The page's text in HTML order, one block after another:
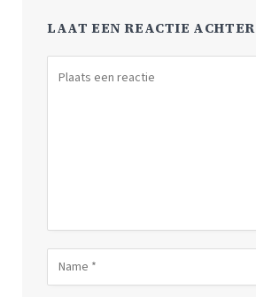
LAAT EEN REACTIE ACHTER